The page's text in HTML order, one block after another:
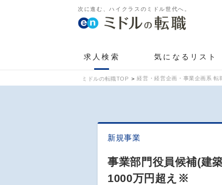
次に進む、ハイクラスのミドル世代へ。
求人検索 気になるリスト
ミドルの転職TOP 経営・経営企画・事業企画系 転
新規事業
事業部門役員候補(建
1000万円超え※